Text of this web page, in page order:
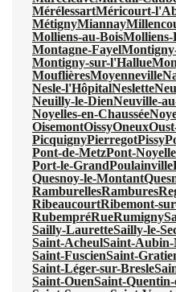
MérélessartMéricourt-
MétignyMiannay
Molliens-au-Bois
Montagne-Fayel
Montigny-sur-l'Hallue
MouflièresMoyenneville
Nesle-l'HôpitalNeslette
Neuilly-le-DienNeuville-
Noyelles-en-Chaussée
OisemontOissyOneux
PicquignyPierregotPissy
Pont-de-MetzPont-
Port-le-GrandPoulainville
Quesnoy-le-Montant
RamburellesRambures
RibeaucourtRibemont-
RubempréRueRumigny
Sailly-LauretteSailly-le-
Saint-AcheulSaint-
Saint-FuscienSaint-
Saint-Léger-sur-Bresle
Saint-OuenSaint-